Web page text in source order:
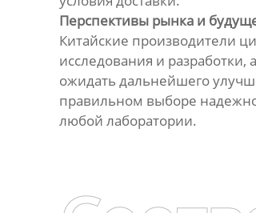
Перспективы рынка и
Китайские производители
исследования и
ожидать дальнейшего
правильном выборе
любой лаборатории.